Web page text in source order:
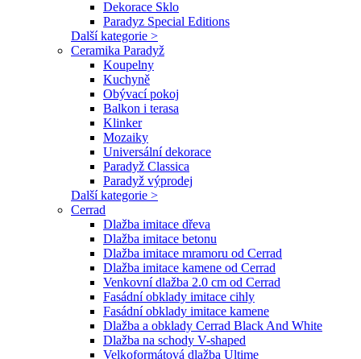
Dekorace Sklo
Paradyz Special Editions
Další kategorie >
Ceramika Paradyž
Koupelny
Kuchyně
Obývací pokoj
Balkon i terasa
Klinker
Mozaiky
Universální dekorace
Paradyž Classica
Paradyž výprodej
Další kategorie >
Cerrad
Dlažba imitace dřeva
Dlažba imitace betonu
Dlažba imitace mramoru od Cerrad
Dlažba imitace kamene od Cerrad
Venkovní dlažba 2.0 cm od Cerrad
Fasádní obklady imitace cihly
Fasádní obklady imitace kamene
Dlažba a obklady Cerrad Black And White
Dlažba na schody V-shaped
Velkoformátová dlažba Ultime